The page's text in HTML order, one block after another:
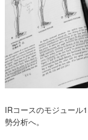
IRコースのモジュール
勢分析へ。